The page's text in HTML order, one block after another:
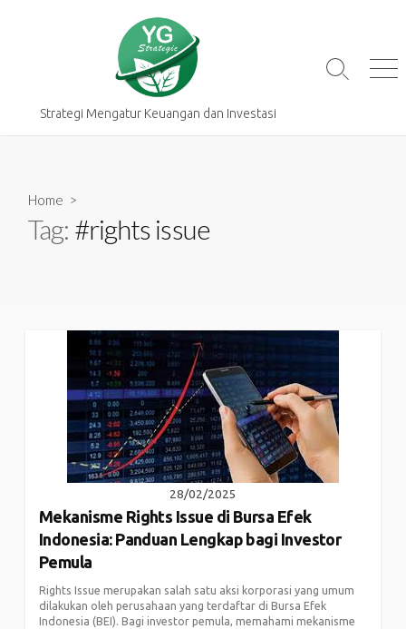
Strategi Mengatur Keuangan dan Investasi
Search
Home >
Tag: #rights issue
28/02/2025
Mekanisme Rights Issue di Bursa Efek
Indonesia: Panduan Lengkap bagi Investor
Pemula
Rights Issue merupakan salah satu aksi korporasi yang umum
dilakukan oleh perusahaan yang terdaftar di Bursa Efek
Indonesia (BEI). Bagi investor pemula, memahami mekanisme